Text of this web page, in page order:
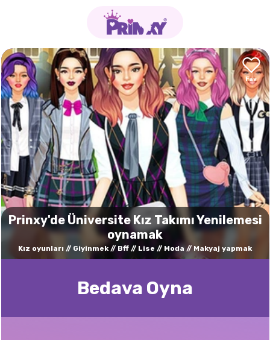
Prinxy'de Üniversite Kız Takımı Yenilemesi
oynamak
Kız oyunları Giyinmek Bff Lise Moda Makyaj yapmak
Bedava Oyna